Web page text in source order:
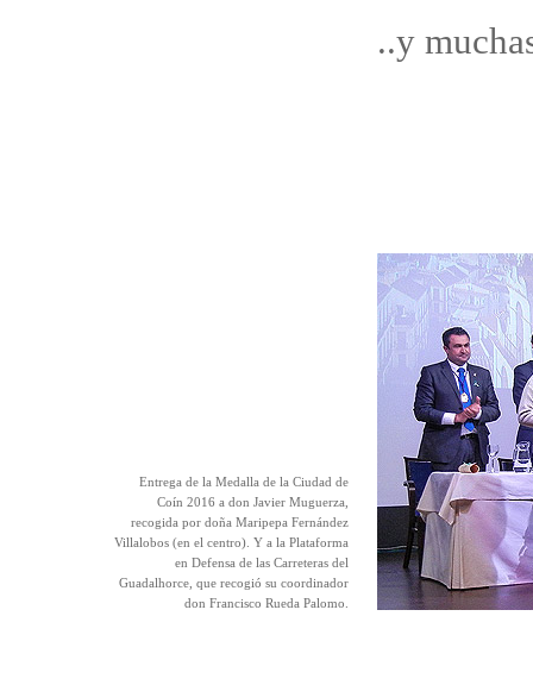
..y
Entrega de la Medalla de la Ciudad de
Coín 2016 a don Javier Muguerza,
recogida por doña Maripepa Fernández
Villalobos (en el centro). Y a la Plataforma
en Defensa de las Carreteras del
Guadalhorce, que recogió su coordinador
don Francisco Rueda Palomo.